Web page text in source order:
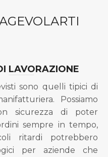
LAVORAZIONE
sono quelli tipici di
Possiamo
sicurezza di poter
sempre in tempo,
ritardi potrebbero
per aziende che